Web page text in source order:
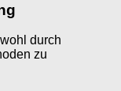
durch
zu